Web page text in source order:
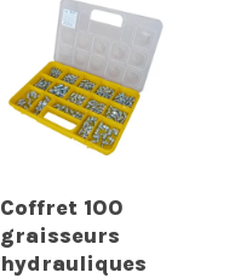
Coffret 100
graisseurs
hydrauliques